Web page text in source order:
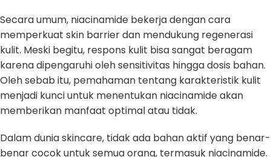
Secara umum, niacinamide bekerja dengan cara
memperkuat skin barrier dan mendukung regenerasi
kulit. Meski begitu, respons kulit bisa sangat beragam
karena dipengaruhi oleh sensitivitas hingga dosis bahan.
Oleh sebab itu, pemahaman tentang karakteristik kulit
menjadi kunci untuk menentukan niacinamide akan
memberikan manfaat optimal atau tidak.
Dalam dunia skincare, tidak ada bahan aktif yang benar-
benar cocok untuk semua orang, termasuk niacinamide.